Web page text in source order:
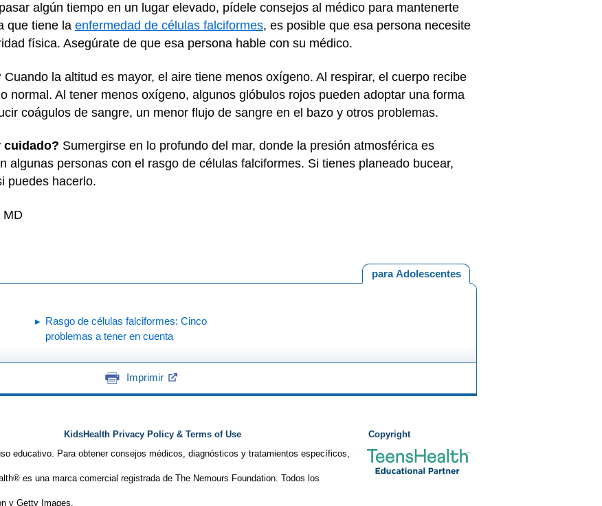
algún tiempo en un lugar elevado, pídele consejos al médico para mantenerte
que tiene la enfermedad de células falciformes, es posible que esa persona necesite
física. Asegúrate de que esa persona hable con su médico.
Cuando la altitud es mayor, el aire tiene menos oxígeno. Al respirar, el cuerpo recibe
normal. Al tener menos oxígeno, algunos glóbulos rojos pueden adoptar una forma
coágulos de sangre, un menor flujo de sangre en el bazo y otros problemas.
cuidado? Sumergirse en lo profundo del mar, donde la presión atmosférica es
algunas personas con el rasgo de células falciformes. Si tienes planeado bucear,
puedes hacerlo.
MD
para Adolescentes
Rasgo de células falciformes: Cinco
problemas a tener en cuenta
Imprimir
KidsHealth Privacy Policy & Terms of Use
Copyright
educativo. Para obtener consejos médicos, diagnósticos y tratamientos específicos,
es una marca comercial registrada de The Nemours Foundation. Todos los
y Getty Images.